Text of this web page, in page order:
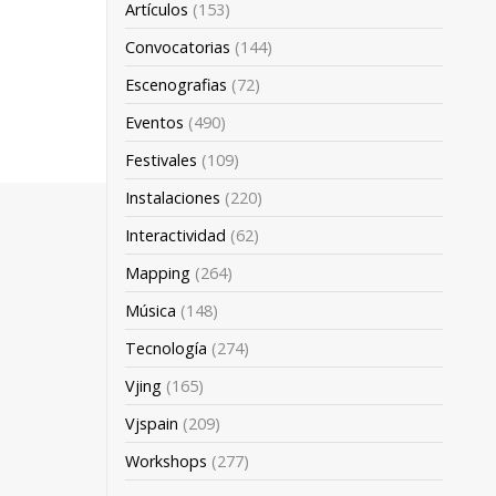
Artículos (153)
Convocatorias (144)
Escenografias (72)
Eventos (490)
Festivales (109)
Instalaciones (220)
Interactividad (62)
Mapping (264)
Música (148)
Tecnología (274)
Vjing (165)
Vjspain (209)
Workshops (277)